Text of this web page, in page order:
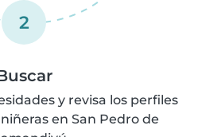
2
y revisa los perfiles
en San Pedro de